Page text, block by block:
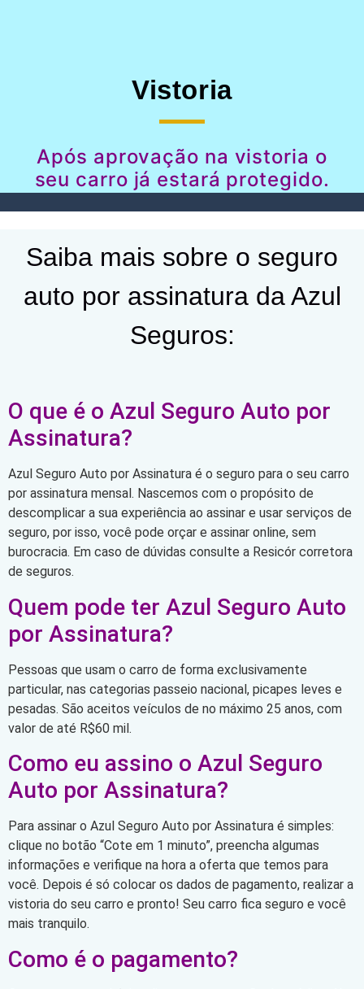
Vistoria
Após aprovação na vistoria o
seu carro já estará protegido.
Saiba mais sobre o seguro
auto por assinatura da Azul
Seguros:
O que é o Azul Seguro Auto por
Assinatura?
Azul Seguro Auto por Assinatura é o seguro para o seu carro
por assinatura mensal. Nascemos com o propósito de
descomplicar a sua experiência ao assinar e usar serviços de
seguro, por isso, você pode orçar e assinar online, sem
burocracia. Em caso de dúvidas consulte a Resicór corretora
de seguros.
Quem pode ter Azul Seguro Auto
por Assinatura?
Pessoas que usam o carro de forma exclusivamente
particular, nas categorias passeio nacional, picapes leves e
pesadas. São aceitos veículos de no máximo 25 anos, com
valor de até R$60 mil.
Como eu assino o Azul Seguro
Auto por Assinatura?
Para assinar o Azul Seguro Auto por Assinatura é simples:
clique no botão “Cote em 1 minuto”, preencha algumas
informações e verifique na hora a oferta que temos para
você. Depois é só colocar os dados de pagamento, realizar a
vistoria do seu carro e pronto! Seu carro fica seguro e você
mais tranquilo.
Como é o pagamento?